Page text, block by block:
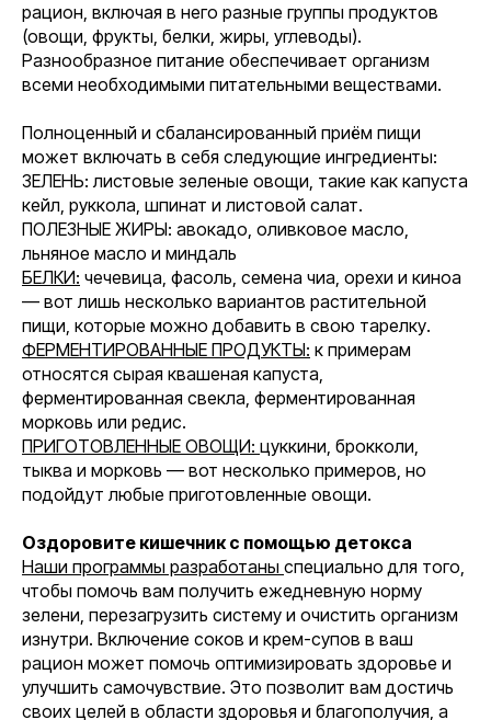
рацион, включая в него разные группы продуктов
(овощи, фрукты, белки, жиры, углеводы).
Разнообразное питание обеспечивает организм
всеми необходимыми питательными веществами.
Полноценный и сбалансированный приём пищи
может включать в себя следующие ингредиенты:
ЗЕЛЕНЬ: листовые зеленые овощи, такие как капуста
кейл, руккола, шпинат и листовой салат.
ПОЛЕЗНЫЕ ЖИРЫ: авокадо, оливковое масло,
льняное масло и миндаль
БЕЛКИ: чечевица, фасоль, семена чиа, орехи и киноа
— вот лишь несколько вариантов растительной
пищи, которые можно добавить в свою тарелку.
ФЕРМЕНТИРОВАННЫЕ ПРОДУКТЫ: к примерам
относятся сырая квашеная капуста,
ферментированная свекла, ферментированная
морковь или редис.
ПРИГОТОВЛЕННЫЕ ОВОЩИ: цуккини, брокколи,
тыква и морковь — вот несколько примеров, но
подойдут любые приготовленные овощи.
Оздоровите кишечник с помощью детокса
Наши программы разработаны специально для того,
чтобы помочь вам получить ежедневную норму
зелени, перезагрузить систему и очистить организм
изнутри. Включение соков и крем-супов в ваш
рацион может помочь оптимизировать здоровье и
улучшить самочувствие. Это позволит вам достичь
своих целей в области здоровья и благополучия, а